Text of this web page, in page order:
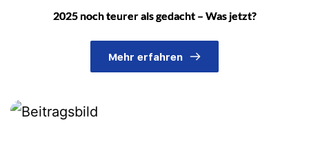
2025 noch teurer als gedacht – Was jetzt?
Mehr erfahren